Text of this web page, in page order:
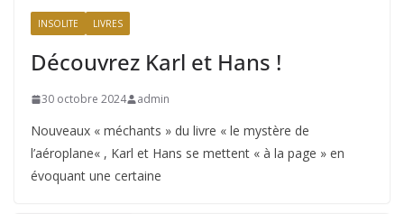
INSOLITE LIVRES
Découvrez Karl et Hans !
30 octobre 2024 admin
Nouveaux « méchants » du livre « le mystère de
l’aéroplane« , Karl et Hans se mettent « à la page » en
évoquant une certaine